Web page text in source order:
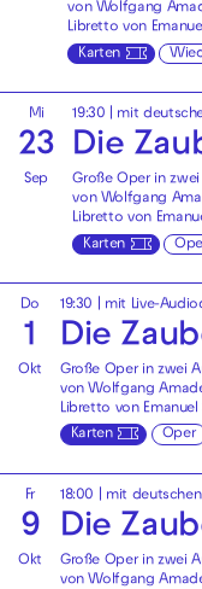
von Wolfgang
Libretto von
Karten
Mi
23
Sep
19:30 mit
Die
Große Oper in
von Wolfgang
Libretto von
Karten
Do
1
Okt
19:30 mit Live-
Die
Große Oper in zwei
von Wolfgang
Libretto von Emanuel
Karten
Oper
Fr
9
Okt
18:00 mit
Die
Große Oper in zwei
von Wolfgang